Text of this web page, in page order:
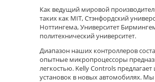
Как ведущий мировой
таких как MIT, Стэнфордский
Ноттингема, Университет
политехнический университет.
Диапазон наших контроллеров
опытные микропроцессоры
легкостью. Kelly Controls
установок в новых автомобилях.